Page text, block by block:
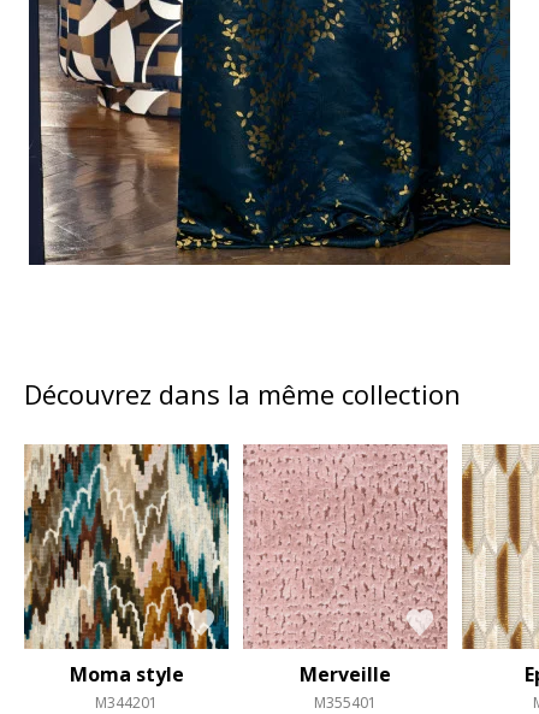
Découvrez dans la même collection
Moma style
M344201
Merveille
M355401